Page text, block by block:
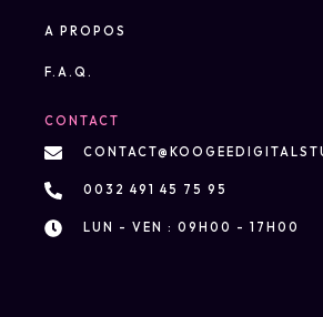
A PROPOS
F.A.Q.
CONTACT
0032 491 45 75 95
LUN - VEN : 09H00 - 17H00